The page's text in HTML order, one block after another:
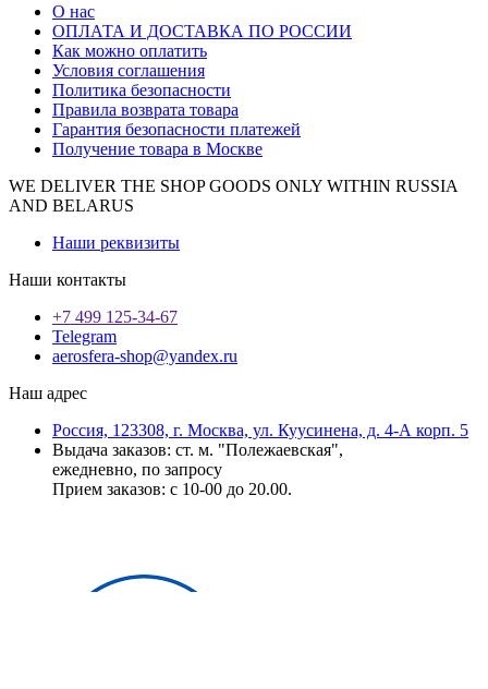
О нас
ОПЛАТА И ДОСТАВКА ПО РОССИИ
Как можно оплатить
Условия соглашения
Политика безопасности
Правила возврата товара
Гарантия безопасности платежей
Получение товара в Москве
WE DELIVER THE SHOP GOODS ONLY WITHIN RUSSIA
AND BELARUS
Наши реквизиты
Наши контакты
+7 499 125-34-67
Telegram
aerosfera-shop@yandex.ru
Наш адрес
Россия, 123308, г. Москва, ул. Куусинена, д. 4-А корп. 5
Выдача заказов: ст. м. "Полежаевская",
ежедневно, по запросу
Прием заказов: с 10-00 до 20.00.